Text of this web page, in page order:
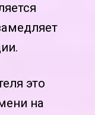
это
на